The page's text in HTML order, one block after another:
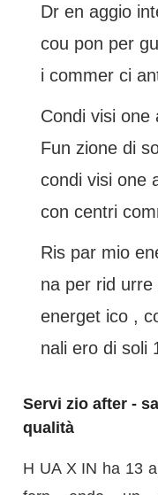
Dr en aggio
cou pon per
i commer ci
Condi visi one
Fun zione di
condi visi one
con centri
Ris par mio
na per rid
energet ico ,
nali ero di soli
Servi zio after -
qualità
H UA X IN ha 13